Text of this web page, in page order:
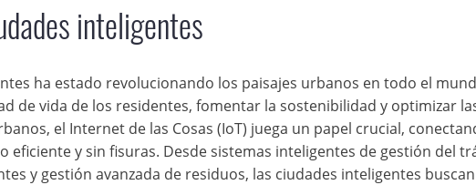
inteligentes
ha estado revolucionando los paisajes urbanos en todo el
de vida de los residentes, fomentar la sostenibilidad y optimizar
el Internet de las Cosas (IoT) juega un papel crucial,
eficiente y sin fisuras. Desde sistemas inteligentes de gestión del
y gestión avanzada de residuos, las ciudades inteligentes